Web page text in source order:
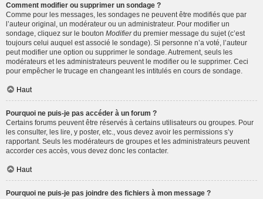
Comment modifier ou supprimer un sondage ?
Comme pour les messages, les sondages ne peuvent être modifiés que par
l’auteur original, un modérateur ou un administrateur. Pour modifier un
sondage, cliquez sur le bouton Modifierdu premier message du sujet (c’est
toujours celui auquel est associé le sondage). Si personne n’a voté, l’auteur
peut modifier une option ou supprimer le sondage. Autrement, seuls les
modérateurs et les administrateurs peuvent le modifier ou le supprimer. Ceci
pour empêcher le trucage en changeant les intitulés en cours de sondage.
Haut
Pourquoi ne puis-je pas accéder à un forum ?
Certains forums peuvent être réservés à certains utilisateurs ou groupes. Pour
les consulter, les lire, y poster, etc., vous devez avoir les permissions s’y
rapportant. Seuls les modérateurs de groupes et les administrateurs peuvent
accorder ces accès, vous devez donc les contacter.
Haut
Pourquoi ne puis-je pas joindre des fichiers à mon message ?